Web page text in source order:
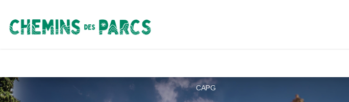
Chemins des Parcs
CAPG